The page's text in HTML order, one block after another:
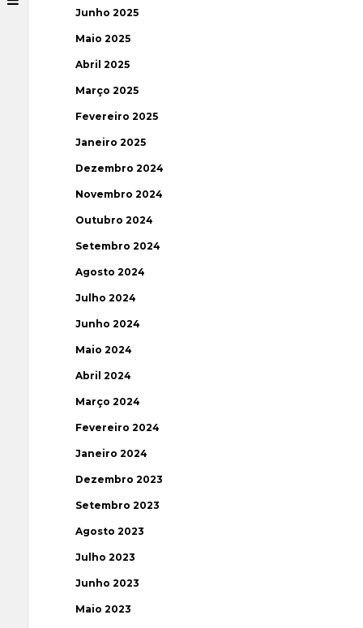
Junho 2025
Maio 2025
Abril 2025
Março 2025
Fevereiro 2025
Janeiro 2025
Dezembro 2024
Novembro 2024
Outubro 2024
Setembro 2024
Agosto 2024
Julho 2024
Junho 2024
Maio 2024
Abril 2024
Março 2024
Fevereiro 2024
Janeiro 2024
Dezembro 2023
Setembro 2023
Agosto 2023
Julho 2023
Junho 2023
Maio 2023